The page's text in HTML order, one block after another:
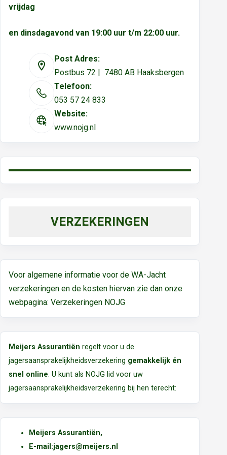
vrijdag
en dinsdagavond van 19:00 uur t/m 22:00 uur.
Post Adres:
Postbus 72 | 7480 AB Haaksbergen
Telefoon:
053 57 24 833
Website:
www.nojg.nl
VERZEKERINGEN
Voor algemene informatie voor de WA-Jacht
verzekeringen en de kosten hiervan zie dan onze
webpagina: Verzekeringen NOJG
Meijers Assurantiën regelt voor u de
jagersaansprakelijkheidsverzekering gemakkelijk én
snel online. U kunt als NOJG lid voor uw
jagersaansprakelijkheidsverzekering bij hen terecht:
Meijers Assurantiën,
E-mail:jagers@meijers.nl